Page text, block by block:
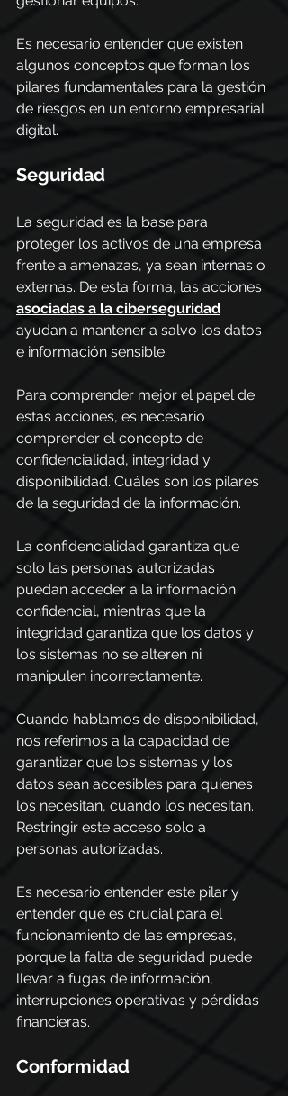
Es necesario entender que existen
algunos conceptos que forman los
pilares fundamentales para la gestión
de riesgos en un entorno empresarial
digital.
Seguridad
La seguridad es la base para
proteger los activos de una empresa
frente a amenazas, ya sean internas o
externas. De esta forma, las acciones
asociadas a la ciberseguridad
ayudan a mantener a salvo los datos
e información sensible.
Para comprender mejor el papel de
estas acciones, es necesario
comprender el concepto de
confidencialidad, integridad y
disponibilidad. Cuáles son los pilares
de la seguridad de la información.
La confidencialidad garantiza que
solo las personas autorizadas
puedan acceder a la información
confidencial, mientras que la
integridad garantiza que los datos y
los sistemas no se alteren ni
manipulen incorrectamente.
Cuando hablamos de disponibilidad,
nos referimos a la capacidad de
garantizar que los sistemas y los
datos sean accesibles para quienes
los necesitan, cuando los necesitan.
Restringir este acceso solo a
personas autorizadas.
Es necesario entender este pilar y
entender que es crucial para el
funcionamiento de las empresas,
porque la falta de seguridad puede
llevar a fugas de información,
interrupciones operativas y pérdidas
financieras.
Conformidad